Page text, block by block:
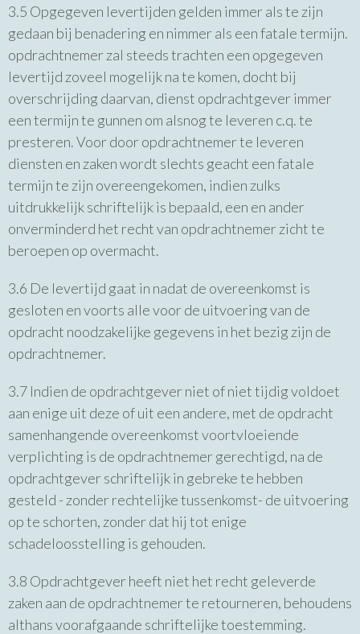
3.5 Opgegeven levertijden gelden immer als te zijn
gedaan bij benadering en nimmer als een fatale termijn.
opdrachtnemer zal steeds trachten een opgegeven
levertijd zoveel mogelijk na te komen, docht bij
overschrijding daarvan, dienst opdrachtgever immer
een termijn te gunnen om alsnog te leveren c.q. te
presteren. Voor door opdrachtnemer te leveren
diensten en zaken wordt slechts geacht een fatale
termijn te zijn overeengekomen, indien zulks
uitdrukkelijk schriftelijk is bepaald, een en ander
onverminderd het recht van opdrachtnemer zicht te
beroepen op overmacht.
3.6 De levertijd gaat in nadat de overeenkomst is
gesloten en voorts alle voor de uitvoering van de
opdracht noodzakelijke gegevens in het bezig zijn de
opdrachtnemer.
3.7 Indien de opdrachtgever niet of niet tijdig voldoet
aan enige uit deze of uit een andere, met de opdracht
samenhangende overeenkomst voortvloeiende
verplichting is de opdrachtnemer gerechtigd, na de
opdrachtgever schriftelijk in gebreke te hebben
gesteld - zonder rechtelijke tussenkomst- de uitvoering
op te schorten, zonder dat hij tot enige
schadeloosstelling is gehouden.
3.8 Opdrachtgever heeft niet het recht geleverde
zaken aan de opdrachtnemer te retourneren, behoudens
althans voorafgaande schriftelijke toestemming.